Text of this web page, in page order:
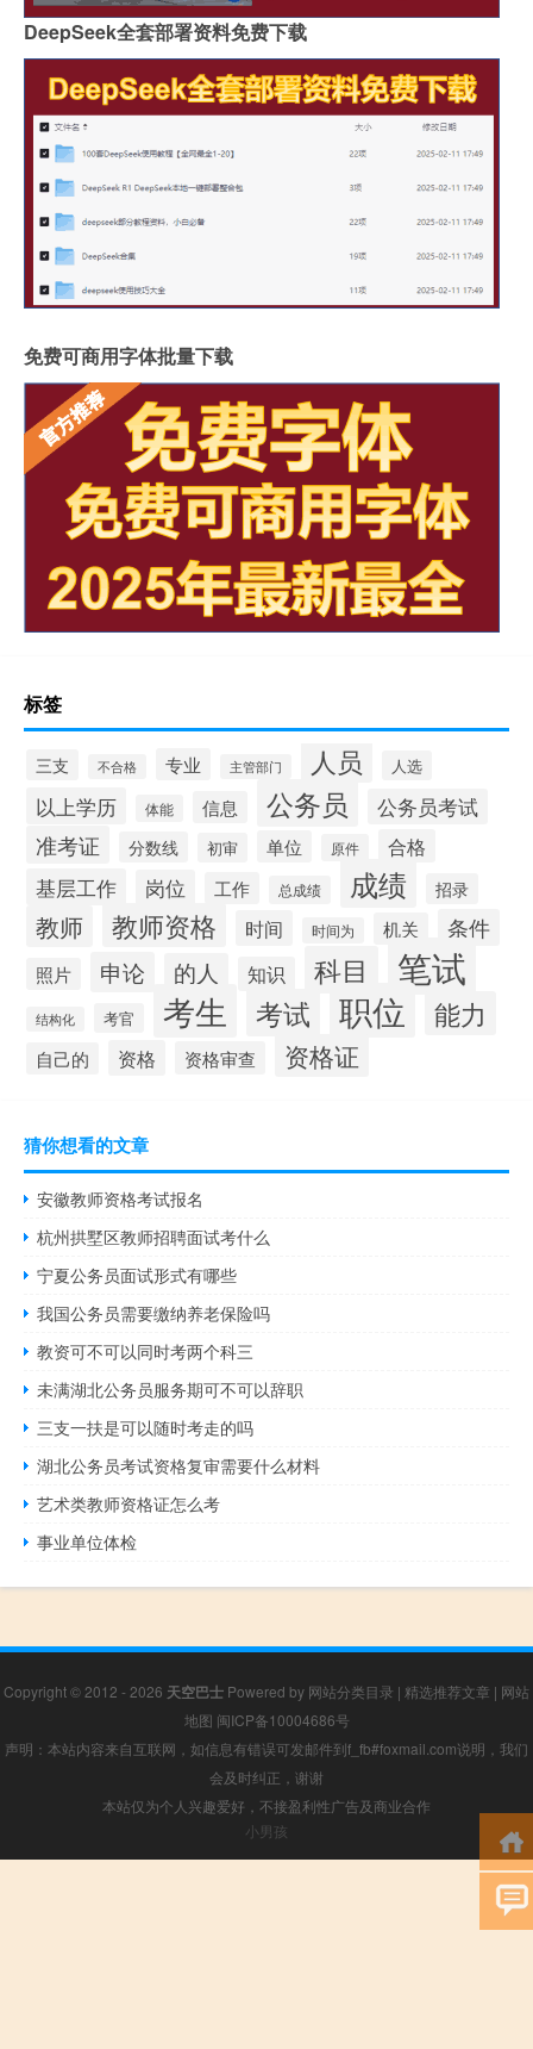
DeepSeek全套部署资料免费下载
免费可商用字体批量下载
标签
三支 不合格 专业 主管部门 人员 人选
以上学历 体能 信息 公务员 公务员考试
准考证 分数线 初审 单位 原件 合格
基层工作 岗位 工作 总成绩 成绩 招录
教师 教师资格 时间 时间为 机关 条件
照片 申论 的人 知识 科目 笔试
结构化 考官 考生 考试 职位 能力
自己的 资格 资格审查 资格证
猜你想看的文章
安徽教师资格考试报名
杭州拱墅区教师招聘面试考什么
宁夏公务员面试形式有哪些
我国公务员需要缴纳养老保险吗
教资可不可以同时考两个科三
未满湖北公务员服务期可不可以辞职
三支一扶是可以随时考走的吗
湖北公务员考试资格复审需要什么材料
艺术类教师资格证怎么考
事业单位体检
Copyright © 2012 - 2026 天空巴士 Powered by 网站分类目录 | 精选推荐文章 | 网站
地图 闽ICP备10004686号
声明：本站内容来自互联网，如信息有错误可发邮件到f_fb#foxmail.com说明，我们
会及时纠正，谢谢
本站仅为个人兴趣爱好，不接盈利性广告及商业合作
小男孩